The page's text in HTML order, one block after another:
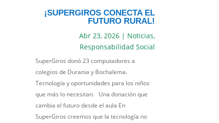
¡SUPERGIROS CONECTA EL
FUTURO RURAL!
Abr 23, 2026| Noticias,
Responsabilidad Social
SuperGiros donó 23 computadores a
colegios de Durania y Bochalema.
Tecnología y oportunidades para los niños
que más lo necesitan. Una donación que
cambia el futuro desde el aula En
SuperGiros creemos que la tecnología no